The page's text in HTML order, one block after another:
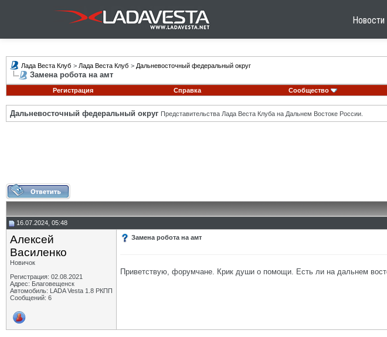
Новости
Лада Веста Клуб > Лада Веста Клуб > Дальневосточный федеральный округ
Замена робота на амт
Регистрация
Справка Сообщество
Дальневосточный федеральный округ Представительства Лада Веста Клуба на Дальнем Востоке России.
16.07.2024, 05:48
Алексей
Василенко
Новичок
Регистрация: 02.08.2021
Адрес: Благовещенск
Автомобиль: LADA Vesta 1.8 РКПП
Сообщений: 6
Замена робота на амт
Приветствую, форумчане. Крик души о помощи. Есть ли на дальнем